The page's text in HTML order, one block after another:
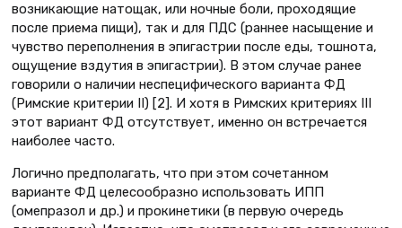
возникающие натощак, или ночные боли, проходящие
после приема пищи), так и для ПДС (раннее насыщение и
чувство переполнения в эпигастрии после еды, тошнота,
ощущение вздутия в эпигастрии). В этом случае ранее
говорили о наличии неспецифического варианта ФД
(Римские критерии II) [2]. И хотя в Римских критериях III
этот вариант ФД отсутствует, именно он встречается
наиболее часто.
Логично предполагать, что при этом сочетанном
варианте ФД целесообразно использовать ИПП
(омепразол и др.) и прокинетики (в первую очередь